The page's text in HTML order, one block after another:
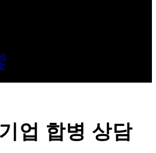
업 합병 상담